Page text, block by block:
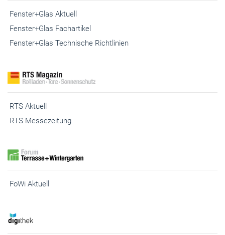
Fenster+Glas Aktuell
Fenster+Glas Fachartikel
Fenster+Glas Technische Richtlinien
RTS Aktuell
RTS Messezeitung
FoWi Aktuell